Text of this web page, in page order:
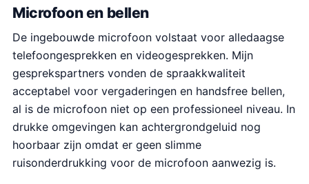
Microfoon en bellen
De ingebouwde microfoon volstaat voor alledaagse
telefoongesprekken en videogesprekken. Mijn
gesprekspartners vonden de spraakkwaliteit
acceptabel voor vergaderingen en handsfree bellen,
al is de microfoon niet op een professioneel niveau. In
drukke omgevingen kan achtergrondgeluid nog
hoorbaar zijn omdat er geen slimme
ruisonderdrukking voor de microfoon aanwezig is.